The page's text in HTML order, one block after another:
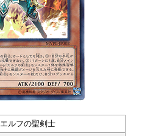
エルフの聖剣士